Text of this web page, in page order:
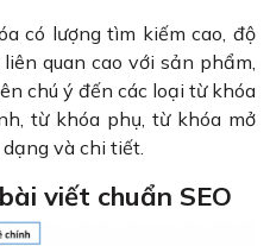
có lượng tìm kiếm cao, độ
quan cao với sản phẩm,
chú ý đến các loại từ khóa
từ khóa phụ, từ khóa mở
và chi tiết.
viết chuẩn SEO